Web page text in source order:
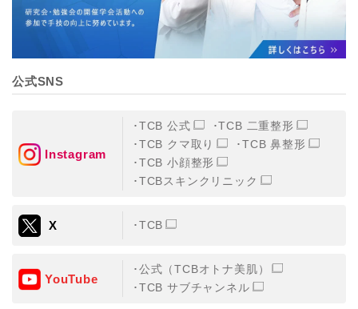
公式SNS
Instagram
TCB 公式
TCB 二重整形
TCB クマ取り
TCB 鼻整形
TCB 小顔整形
TCBスキンクリニック
X TCB
YouTube
公式（TCBオトナ美肌）
TCB サブチャンネル